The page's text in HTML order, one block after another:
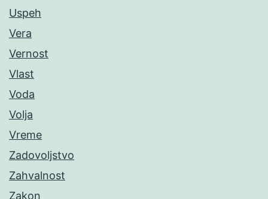
Uspeh
Vera
Vernost
Vlast
Voda
Volja
Vreme
Zadovoljstvo
Zahvalnost
Zakon